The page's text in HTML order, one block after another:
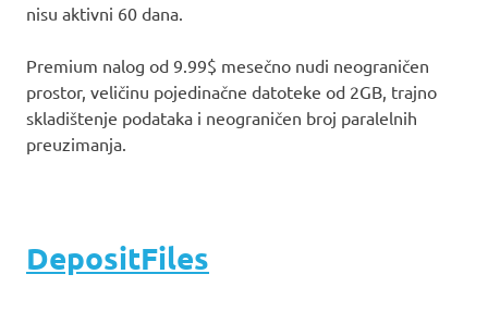
nisu aktivni 60 dana.
Premium nalog od 9.99$ mesečno nudi neograničen
prostor, veličinu pojedinačne datoteke od 2GB, trajno
skladištenje podataka i neograničen broj paralelnih
preuzimanja.
DepositFiles